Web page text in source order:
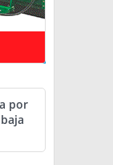
por